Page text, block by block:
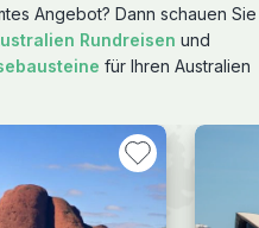
Angebot? Dann schauen Sie
Rundreisen und
für Ihren Australien